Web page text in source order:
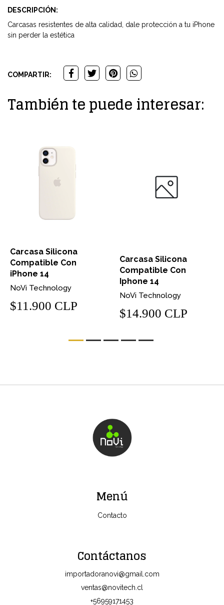
DESCRIPCIÓN:
Carcasas resistentes de alta calidad, dale protección a tu iPhone
sin perder la estética
COMPARTIR:
También te puede interesar:
Carcasa Silicona
Compatible Con
iPhone 14
NoVi Technology
$11.900 CLP
Carcasa Silicona
Compatible Con
Iphone 14
NoVi Technology
$14.900 CLP
Menú
Contacto
Contáctanos
importadoranovi@gmail.com
ventas@novitech.cl
+56959171453